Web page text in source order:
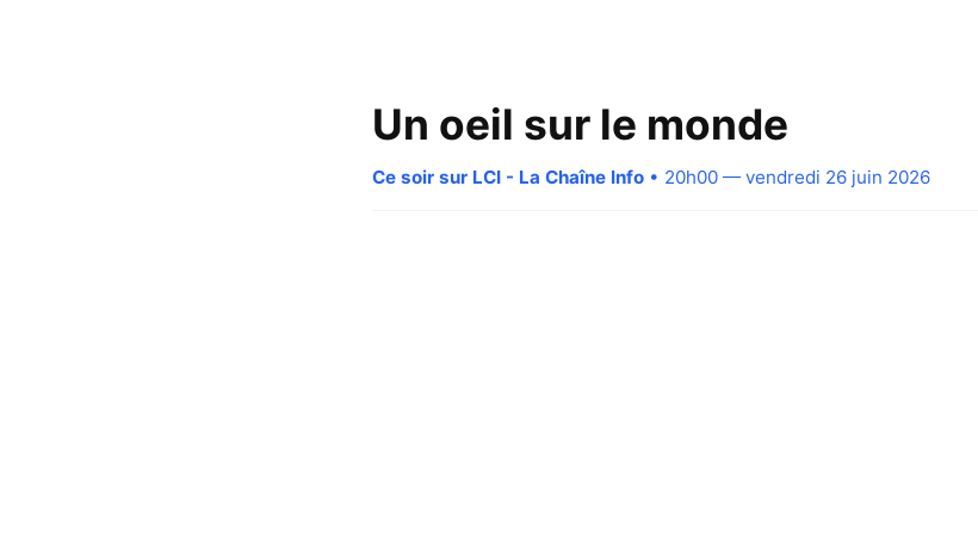
Un oeil sur le monde
Ce soir sur LCI - La Chaîne Info • 20h00 — vendredi 26 juin 2026